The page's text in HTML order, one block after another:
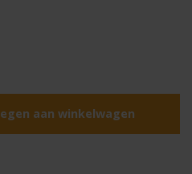
aan winkelwagen